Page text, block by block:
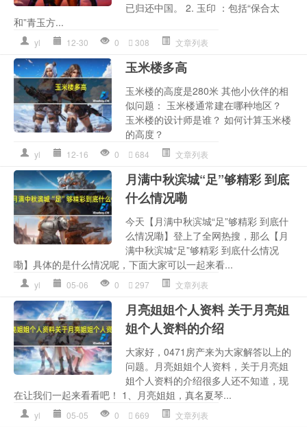
已归还中国。 2. 玉印 ：包括“保合太
和”青玉方...
yl 12-30 0 308 文章列表
玉米楼多高
玉米楼的高度是280米 其他小伙伴的相
似问题： 玉米楼通常建在哪种地区？
玉米楼的设计师是谁？ 如何计算玉米楼
的高度？
yl 12-16 0 684 文章列表
月满中秋滨城“足”够精彩 到底
什么情况嘞
今天【月满中秋滨城“足”够精彩 到底什
么情况嘞】登上了全网热搜，那么【月
满中秋滨城“足”够精彩 到底什么情况
嘞】具体的是什么情况呢，下面大家可以一起来看...
yl 05-06 0 297 文章列表
月亮姐姐个人资料 关于月亮姐
姐个人资料的介绍
大家好，0471房产来为大家解答以上的
问题。月亮姐姐个人资料，关于月亮姐
姐个人资料的介绍很多人还不知道，现
在让我们一起来看看吧！ 1、月亮姐姐，真名夏琴...
yl 05-05 0 669 文章列表